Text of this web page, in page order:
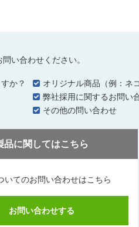
い合わせください。
か？
オリジナル商品（例：ネ
弊社採用に関するお問い
その他の問い合わせ
品に関してはこちら
いてのお問い合わせはこちら
お問い合わせする